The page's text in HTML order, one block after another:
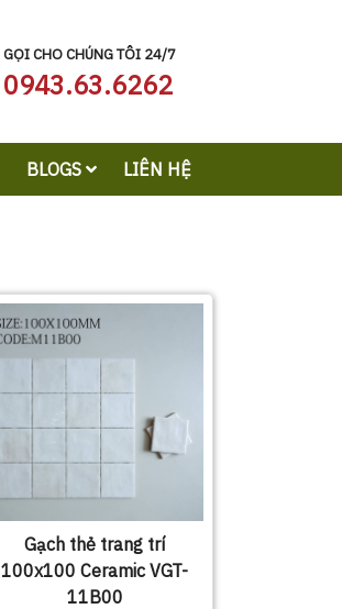
GỌI CHO CHÚNG TÔI 24/7
0943.63.6262
BLOGS LIÊN HỆ
Gạch thẻ trang trí
100x100 Ceramic VGT-
11B00